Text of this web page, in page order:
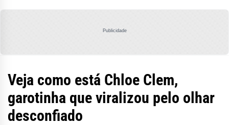
Publicidade
Veja como está Chloe Clem,
garotinha que viralizou pelo olhar
desconfiado